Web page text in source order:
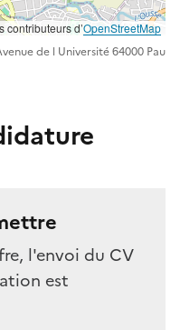
contributeurs d’OpenStreetMap
de l Université 64000 Pau
l'envoi du CV
est